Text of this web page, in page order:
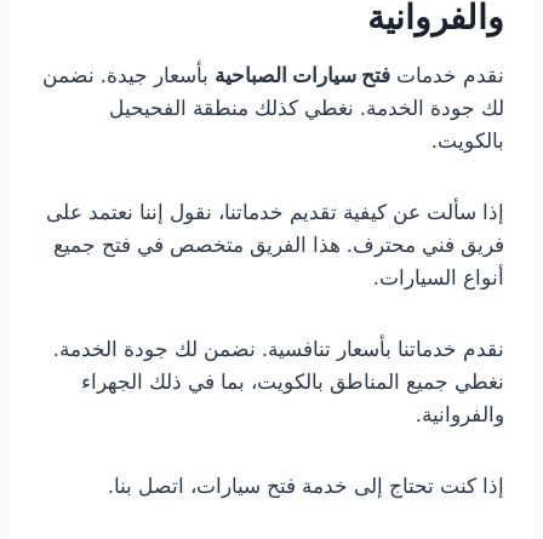
والفروانية
نقدم خدمات فتح سيارات الصباحية بأسعار جيدة. نضمن
لك جودة الخدمة. نغطي كذلك منطقة الفحيحيل
بالكويت.
إذا سألت عن كيفية تقديم خدماتنا، نقول إننا نعتمد على
فريق فني محترف. هذا الفريق متخصص في فتح جميع
أنواع السيارات.
نقدم خدماتنا بأسعار تنافسية. نضمن لك جودة الخدمة.
نغطي جميع المناطق بالكويت، بما في ذلك الجهراء
والفروانية.
إذا كنت تحتاج إلى خدمة فتح سيارات، اتصل بنا.